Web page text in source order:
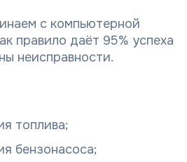
с компьютерной
правило даёт 95% успеха
неисправности.
топлива;
бензонасоса;